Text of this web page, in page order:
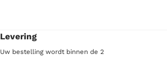
Levering
Uw bestelling wordt binnen de 2